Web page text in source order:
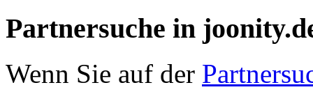
Partnersuche in
Wenn Sie auf der